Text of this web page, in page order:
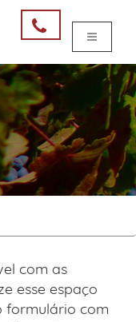
com as
esse espaço
formulário com